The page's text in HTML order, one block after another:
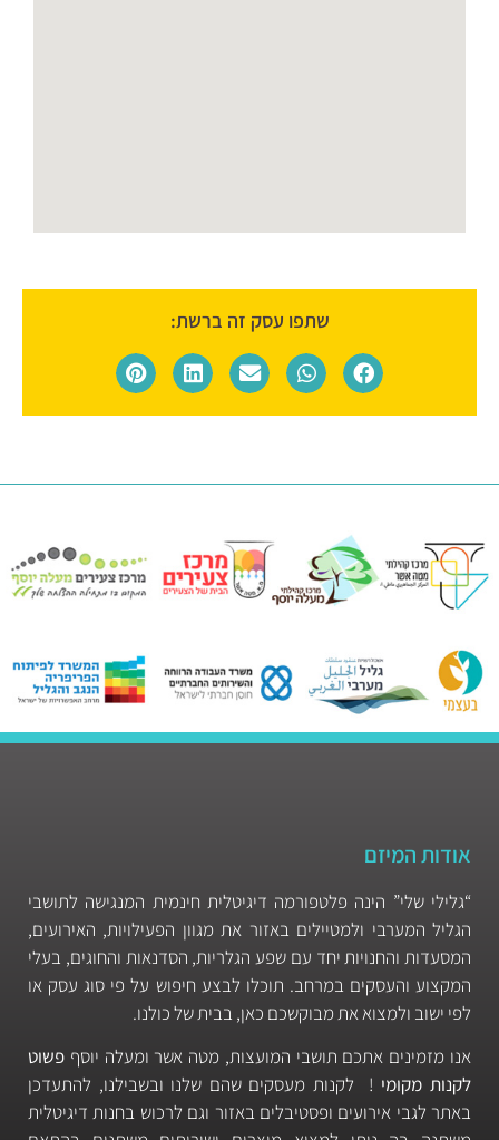
שתפו עסק זה ברשת:
אודות המיזם
“גלילי שלי” הינה פלטפורמה דיגיטלית חינמית המנגישה לתושבי
הגליל המערבי ולמטיילים באזור את מגוון הפעילויות, האירועים,
המסעדות והחנויות יחד עם שפע הגלריות, הסדנאות והחוגים, בעלי
המקצוע והעסקים במרחב. תוכלו לבצע חיפוש על פי סוג עסק או
לפי ישוב ולמצוא את מבוקשכם כאן, בבית של כולנו.
אנו מזמינים אתכם תושבי המועצות, מטה אשר ומעלה יוסף פשוט
לקנות מקומי ! לקנות מעסקים שהם שלנו ובשבילנו, להתעדכן
באתר לגבי אירועים ופסטיבלים באזור וגם לרכוש בחנות דיגיטלית